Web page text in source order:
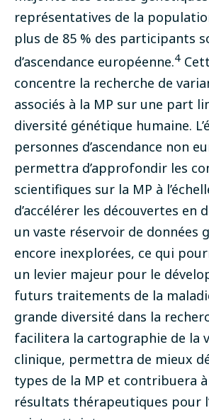
représentatives de la
plus de 85 % des participants
d’ascendance européenne.4
concentre la recherche de
associés à la MP sur une part
diversité génétique humaine.
personnes d’ascendance non
permettra d’approfondir les
scientifiques sur la MP à
d’accélérer les découvertes en
un vaste réservoir de données
encore inexplorées, ce qui
un levier majeur pour le
futurs traitements de la
grande diversité dans la
facilitera la cartographie de la
clinique, permettra de mieux
types de la MP et contribuera
résultats thérapeutiques pour